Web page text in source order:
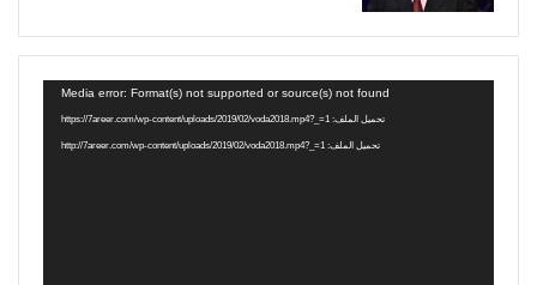
Media error: Format(s) not supported or source(s) not found
تحميل الملف: https://7areer.com/wp-content/uploads/2019/02/voda2018.mp4?_=1
تحميل الملف: http://7areer.com/wp-content/uploads/2019/02/voda2018.mp4?_=1